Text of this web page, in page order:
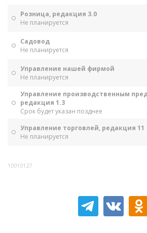
Розница, редакция 3.0
Не планируется
Садовод
Не планируется
Управление нашей фирмой
Не планируется
Управление производственным
редакция 1.3
Срок будет указан позднее
Управление торговлей, редакция 11
Не планируется
10010127